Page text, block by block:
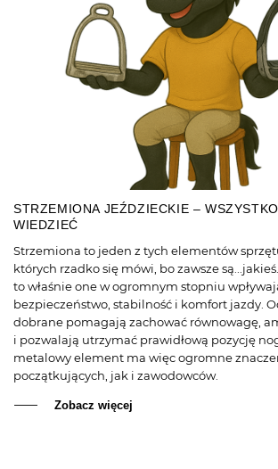
STRZEMIONA JEŹDZIECKIE –
WIEDZIEĆ
Strzemiona to jeden z tych elementów
których rzadko się mówi, bo zawsze
to właśnie one w ogromnym stopniu
bezpieczeństwo, stabilność i komfort jazdy.
dobrane pomagają zachować równowagę,
i pozwalają utrzymać prawidłową pozycję
metalowy element ma więc ogromne
początkujących, jak i zawodowców.
Zobacz więcej